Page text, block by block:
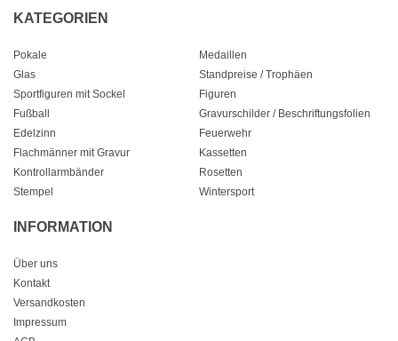
KATEGORIEN
Pokale
Medaillen
Glas
Standpreise / Trophäen
Sportfiguren mit Sockel
Figuren
Fußball
Gravurschilder / Beschriftungsfolien
Edelzinn
Feuerwehr
Flachmänner mit Gravur
Kassetten
Kontrollarmbänder
Rosetten
Stempel
Wintersport
INFORMATION
Über uns
Kontakt
Versandkosten
Impressum